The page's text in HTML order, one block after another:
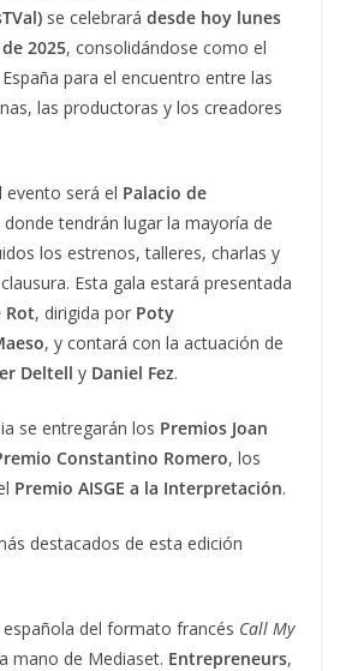
se celebrará desde hoy lunes
2025, consolidándose como el
para el encuentro entre las
las productoras y los creadores
evento será el Palacio de
donde tendrán lugar la mayoría de
los estrenos, talleres, charlas y
Esta gala estará presentada
Rot, dirigida por Poty
, y contará con la actuación de
Deltell y Daniel Fez.
se entregarán los Premios Joan
Constantino Romero, los
Premio AISGE a la Interpretación.
destacados de esta edición
española del formato francés Call My
mano de Mediaset. Entrepreneurs,